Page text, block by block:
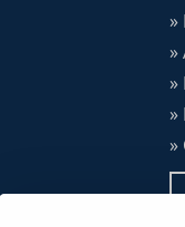
»
»
»
»
»